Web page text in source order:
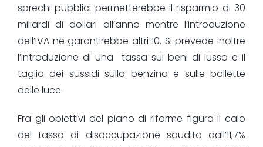
sprechi pubblici permetterebbe il risparmio di 30
miliardi di dollari all’anno mentre l’introduzione
dell’IVA ne garantirebbe altri 10. Si prevede inoltre
l’introduzione di una tassa sui beni di lusso e il
taglio dei sussidi sulla benzina e sulle bollette
delle luce.
Fra gli obiettivi del piano di riforme figura il calo
del tasso di disoccupazione saudita dall’11,7%